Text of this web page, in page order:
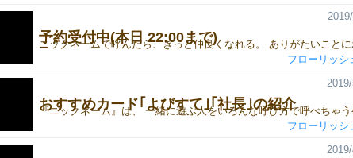
予約受付中(本日 22:00まで)
フローリッシ
おすすめカード｢よびすて｣｢社長｣の紹介
フローリッシ